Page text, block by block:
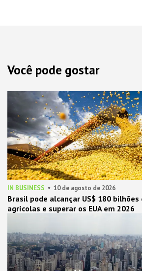
Você pode gostar
IN BUSINESS 10 de agosto de 2026
Brasil pode alcançar US$ 180
agrícolas e superar os EUA em 2026